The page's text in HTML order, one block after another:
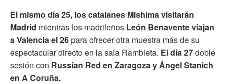
El mismo día 25, los catalanes Mishima visitarán
Madrid mientras los madrileños León Benavente viajan
a Valencia el 26para ofrecer otra muestra más de su
espectacular directo en la sala Rambleta. El día 27doble
sesión con Russian Red en Zaragoza y Ángel Stanich
en A Coruña.